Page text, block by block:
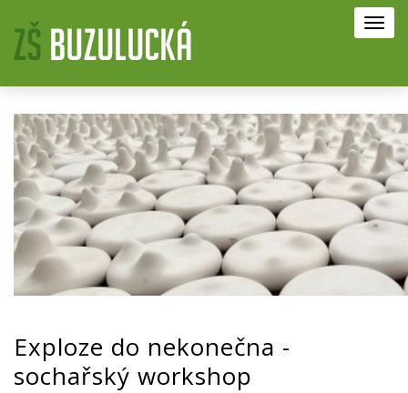
Exploze do nekonečna -
sochařský workshop